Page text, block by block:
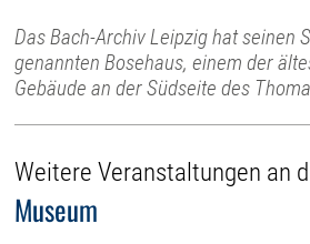
Das Bach-Archiv Leipzig hat seinen
genannten Bosehaus, einem der
Gebäude an der Südseite des
Weitere Veranstaltungen an
Museum